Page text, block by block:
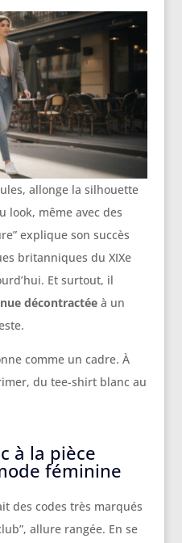
allonge la silhouette
look, même avec des
explique son succès
britanniques du XIXe
Et surtout, il
décontractéeà un
comme un cadre. À
du tee-shirt blanc au
à la pièce
féminine
des codes très marqués
allure rangée. En se